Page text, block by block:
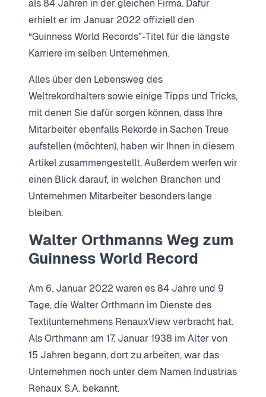
als 84 Jahren in der gleichen Firma. Dafür
erhielt er im Januar 2022 offiziell den
“Guinness World Records”-Titel für die längste
Karriere im selben Unternehmen.
Alles über den Lebensweg des
Weltrekordhalters sowie einige Tipps und Tricks,
mit denen Sie dafür sorgen können, dass Ihre
Mitarbeiter ebenfalls Rekorde in Sachen Treue
aufstellen (möchten), haben wir Ihnen in diesem
Artikel zusammengestellt. Außerdem werfen wir
einen Blick darauf, in welchen Branchen und
Unternehmen Mitarbeiter besonders lange
bleiben.
Walter Orthmanns Weg zum
Guinness World Record
Am 6. Januar 2022 waren es 84 Jahre und 9
Tage, die Walter Orthmann im Dienste des
Textilunternehmens RenauxView verbracht hat.
Als Orthmann am 17. Januar 1938 im Alter von
15 Jahren begann, dort zu arbeiten, war das
Unternehmen noch unter dem Namen Industrias
Renaux S.A. bekannt.